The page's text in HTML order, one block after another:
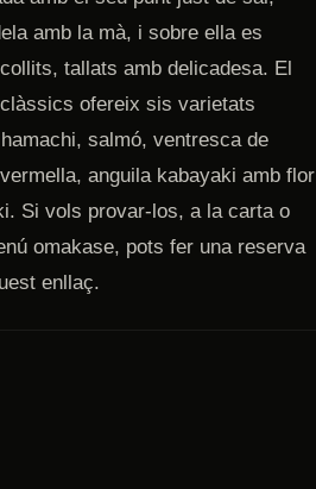
amb la mà, i sobre ella es
tallats amb delicadesa. El
ofereix sis varietats
salmó, ventresca de
anguila kabayaki amb flor
Si vols provar-los, a la carta o
omakase, pots fer una reserva
enllaç.